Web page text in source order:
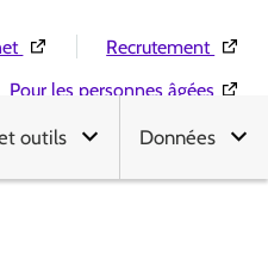
(Ouverture dans une nouvelle
Recrutement
dans une nouvelle fenêtre)
Pour les personnes âgées
outils Données